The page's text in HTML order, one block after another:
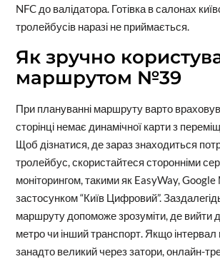
NFC до валідатора. Готівка в салонах
тролейбусів наразі не приймається.
Як зручно
маршрутом №39
При плануванні маршруту варто
сторінці немає динамічної карти з
Щоб дізнатися, де зараз знаходиться
тролейбус, скористайтеся сторонніми
моніторингом, такими як EasyWay,
застосунком “Київ Цифровий”.
маршруту допоможе зрозуміти, де вийти
метро чи інший транспорт. Якщо
занадто великий через затори, онлайн-